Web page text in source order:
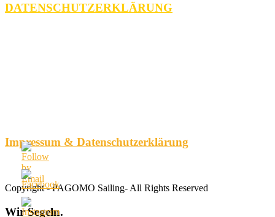
DATENSCHUTZERKLÄRUNG
Impressum & Datenschutzerklärung
Copyright - PAGOMO Sailing- All Rights Reserved
WirSegeln.